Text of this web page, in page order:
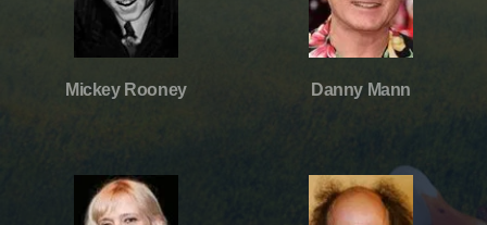
Mickey Rooney Danny Mann